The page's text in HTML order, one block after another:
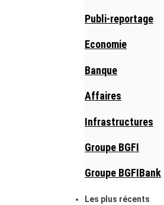
Publi-reportage
Economie
Banque
Affaires
Infrastructures
Groupe BGFI
Groupe BGFIBank
Les plus récents